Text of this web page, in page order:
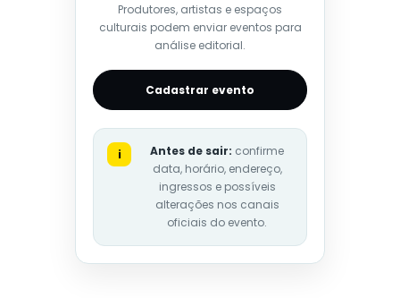
Produtores, artistas e espaços
culturais podem enviar eventos para
análise editorial.
Cadastrar evento
i Antes de sair: confirme
data, horário, endereço,
ingressos e possíveis
alterações nos canais
oficiais do evento.